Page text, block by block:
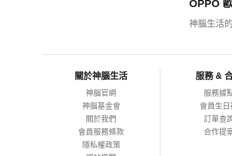
OPPO
神腦生活
關於神腦生活
神腦官網
神腦基金會
關於我們
會員服務條款
隱私權政策
服務 &
服務據
會員生日
訂單查
合作提